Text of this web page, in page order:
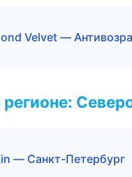
Velvet —
регионе:
— Санкт-Петербург